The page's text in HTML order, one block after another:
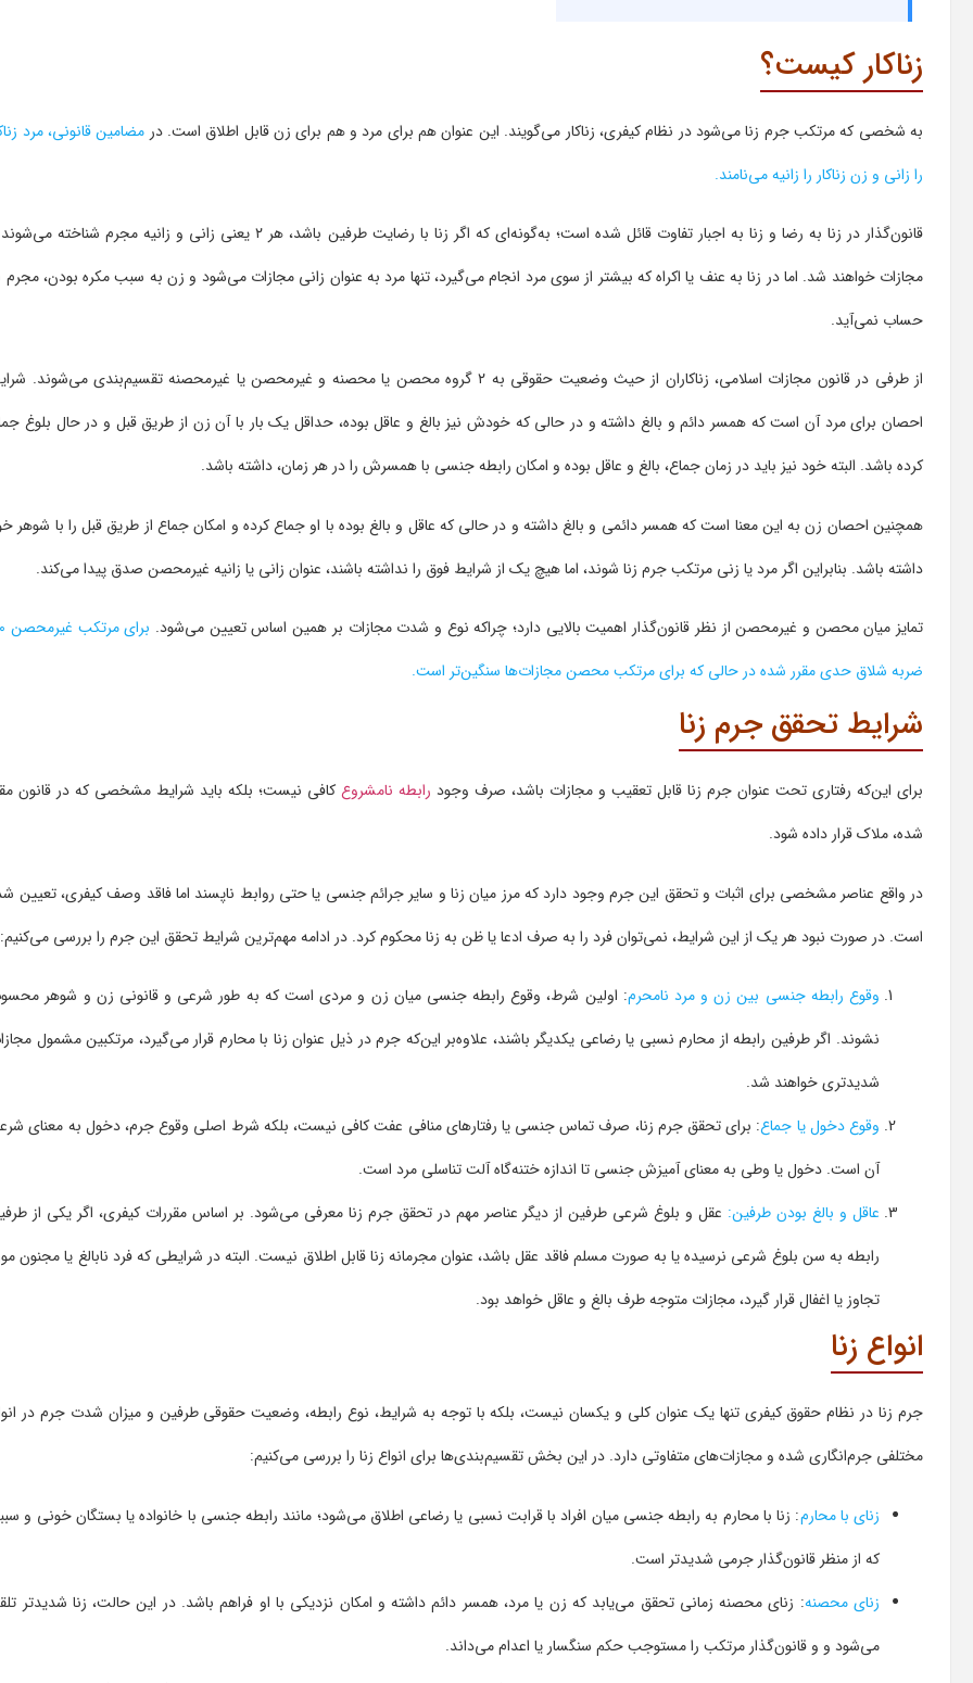
زناکار کیست؟
به شخصی که مرتکب جرم زنا می‌شود در نظام کیفری، زناکار می‌گویند. این عنوان هم برای مرد و هم برای زن قابل اطلاق است. در مضامین قانونی، مرد
را زانی و زن زناکار را زانیه می‌نامند.
قانون‌گذار در زنا به رضا و زنا به اجبار تفاوت قائل شده است؛ به‌گونه‌ای که اگر زنا با رضایت طرفین باشد، هر ۲ یعنی زانی و زانیه مجرم شناخته
مجازات خواهند شد. اما در زنا به عنف یا اکراه که بیشتر از سوی مرد انجام می‌گیرد، تنها مرد به عنوان زانی مجازات می‌شود و زن به سبب مکره بودن، مجرم
حساب نمی‌آید.
از طرفی در قانون مجازات اسلامی، زناکاران از حیث وضعیت حقوقی به ۲ گروه محصن یا محصنه و غیرمحصن یا غیرمحصنه تقسیم‌بندی می‌شوند.
احصان برای مرد آن است که همسر دائم و بالغ داشته و در حالی که خودش نیز بالغ و عاقل بوده، حداقل یک بار با آن زن از طریق قبل و در حال بلوغ
کرده باشد. البته خود نیز باید در زمان جماع، بالغ و عاقل بوده و امکان رابطه جنسی با همسرش را در هر زمان، داشته باشد.
همچنین احصان زن به این معنا است که همسر دائمی و بالغ داشته و در حالی که عاقل و بالغ بوده با او جماع کرده و امکان جماع از طریق قبل را با شوهر
داشته باشد. بنابراین اگر مرد یا زنی مرتکب جرم زنا شوند، اما هیچ یک از شرایط فوق را نداشته باشند، عنوان زانی یا زانیه غیرمحصن صدق پیدا می‌کند.
تمایز میان محصن و غیرمحصن از نظر قانون‌گذار اهمیت بالایی دارد؛ چراکه نوع و شدت مجازات بر همین اساس تعیین می‌شود.
ضربه شلاق حدی مقرر شده در حالی که برای مرتکب محصن مجازات‌ها سنگین‌تر است.
شرایط تحقق جرم زنا
برای این‌که رفتاری تحت عنوان جرم زنا قابل تعقیب و مجازات باشد، صرف وجود رابطه نامشروعکافی نیست؛ بلکه باید شرایط مشخصی که در قانون
شده، ملاک قرار داده شود.
در واقع عناصر مشخصی برای اثبات و تحقق این جرم وجود دارد که مرز میان زنا و سایر جرائم جنسی یا حتی روابط ناپسند اما فاقد وصف کیفری، تعیین
است. در صورت نبود هر یک از این شرایط، نمی‌توان فرد را به صرف ادعا یا ظن به زنا محکوم کرد. در ادامه مهم‌ترین شرایط تحقق این جرم را بررسی می‌کنیم:
وقوع رابطه جنسی بین زن و مرد نامحرم: اولین شرط، وقوع رابطه جنسی میان زن و مردی است که به طور شرعی و قانونی زن و شوهر
نشوند. اگر طرفین رابطه از محارم نسبی یا رضاعی یکدیگر باشند، علاوه‌بر این‌که جرم در ذیل عنوان زنا با محارم قرار می‌گیرد، مرتکبین مشمول
شدیدتری خواهند شد.
وقوع دخول یا جماع: برای تحقق جرم زنا، صرف تماس جنسی یا رفتارهای منافی عفت کافی نیست، بلکه شرط اصلی وقوع جرم، دخول به معنای
آن است. دخول یا وطی به معنای آمیزش جنسی تا اندازه ختنه‌گاه آلت تناسلی مرد است.
عاقل و بالغ بودن طرفین: عقل و بلوغ شرعی طرفین از دیگر عناصر مهم در تحقق جرم زنا معرفی می‌شود. بر اساس مقررات کیفری، اگر یکی از
رابطه به سن بلوغ شرعی نرسیده یا به صورت مسلم فاقد عقل باشد، عنوان مجرمانه زنا قابل اطلاق نیست. البته در شرایطی که فرد نابالغ یا مجنون
تجاوز یا اغفال قرار گیرد، مجازات متوجه طرف بالغ و عاقل خواهد بود.
انواع زنا
جرم زنا در نظام حقوق کیفری تنها یک عنوان کلی و یکسان نیست، بلکه با توجه به شرایط، نوع رابطه، وضعیت حقوقی طرفین و میزان شدت جرم در
مختلفی جرم‌انگاری شده و مجازات‌های متفاوتی دارد. در این بخش تقسیم‌بندی‌ها برای انواع زنا را بررسی می‌کنیم:
زنای با محارم: زنا با محارم به رابطه جنسی میان افراد با قرابت نسبی یا رضاعی اطلاق می‌شود؛ مانند رابطه جنسی با خانواده یا بستگان خونی و
که از منظر قانون‌گذار جرمی شدیدتر است.
زنای محصنه: زنای محصنه زمانی تحقق می‌یابد که زن یا مرد، همسر دائم داشته و امکان نزدیکی با او فراهم باشد. در این حالت، زنا شدیدتر
می‌شود و و قانون‌گذار مرتکب را مستوجب حکم سنگسار یا اعدام می‌داند.